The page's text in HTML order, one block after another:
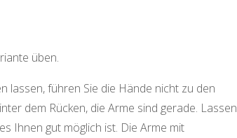
üben.
lassen, führen Sie die Hände nicht zu den
dem Rücken, die Arme sind gerade. Lassen
Ihnen gut möglich ist. Die Arme mit